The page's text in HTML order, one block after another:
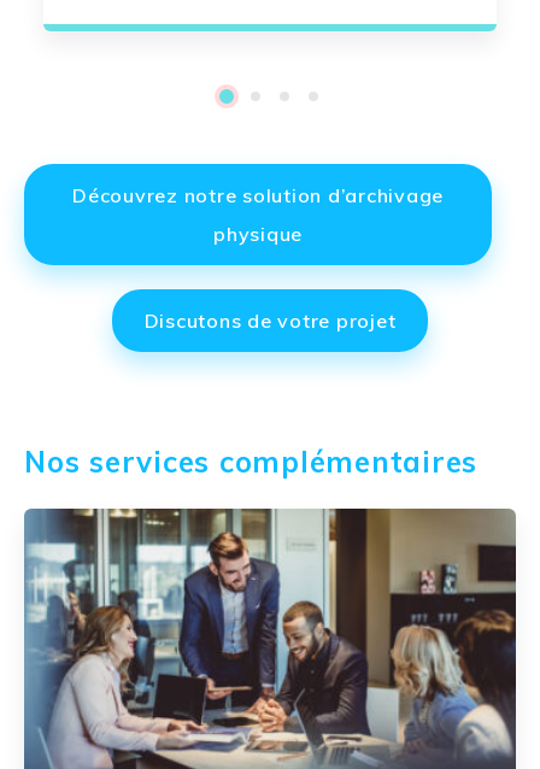
Découvrez notre solution d’archivage
physique
Discutons de votre projet
Nos services complémentaires